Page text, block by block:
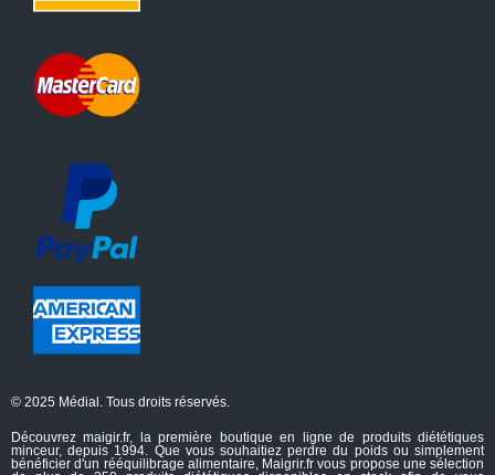
© 2025 Médial. Tous droits réservés.
Découvrez maigir.fr, la première boutique en ligne de produits diététiques
minceur, depuis 1994. Que vous souhaitiez perdre du poids ou simplement
bénéficier d'un rééquilibrage alimentaire, Maigrir.fr vous propose une sélection